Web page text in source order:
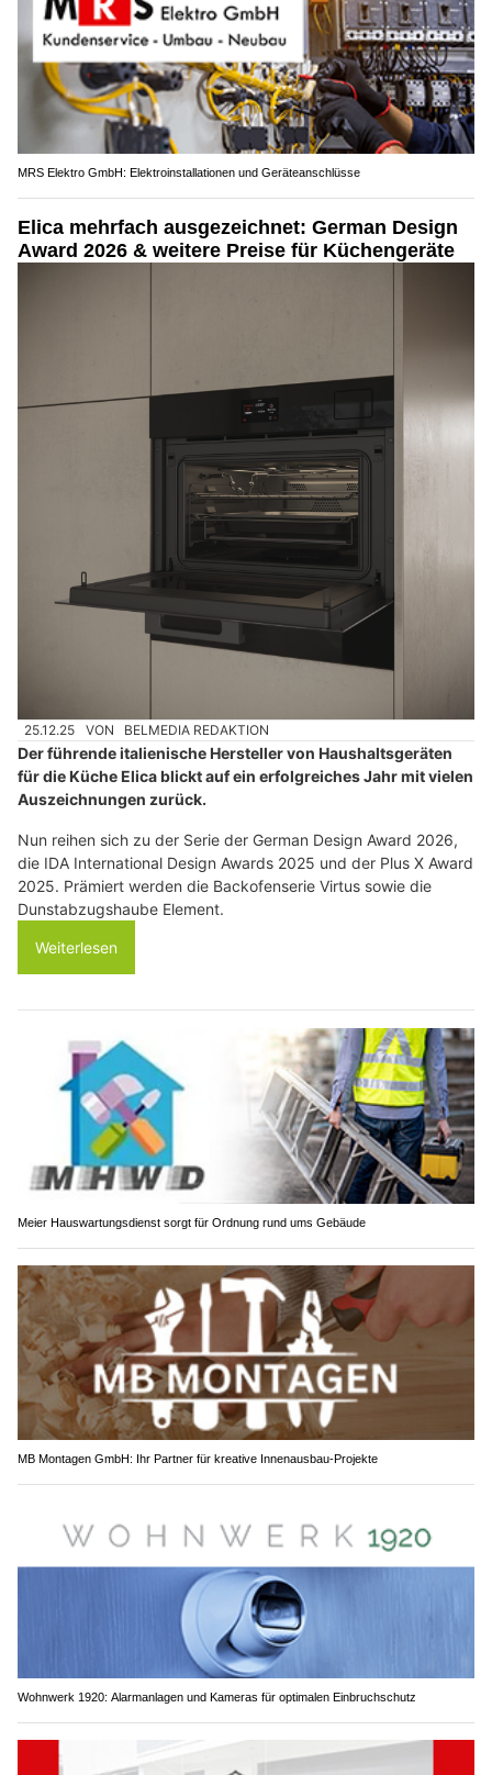
MRS Elektro GmbH: Elektroinstallationen und Geräteanschlüsse
Elica mehrfach ausgezeichnet: German Design
Award 2026 & weitere Preise für Küchengeräte
25.12.25 VON BELMEDIA REDAKTION
Der führende italienische Hersteller von Haushaltsgeräten
für die Küche Elica blickt auf ein erfolgreiches Jahr mit vielen
Auszeichnungen zurück.
Nun reihen sich zu der Serie der German Design Award 2026,
die IDA International Design Awards 2025 und der Plus X Award
2025. Prämiert werden die Backofenserie Virtus sowie die
Dunstabzugshaube Element.
Weiterlesen
Meier Hauswartungsdienst sorgt für Ordnung rund ums Gebäude
MB Montagen GmbH: Ihr Partner für kreative Innenausbau-Projekte
Wohnwerk 1920: Alarmanlagen und Kameras für optimalen Einbruchschutz